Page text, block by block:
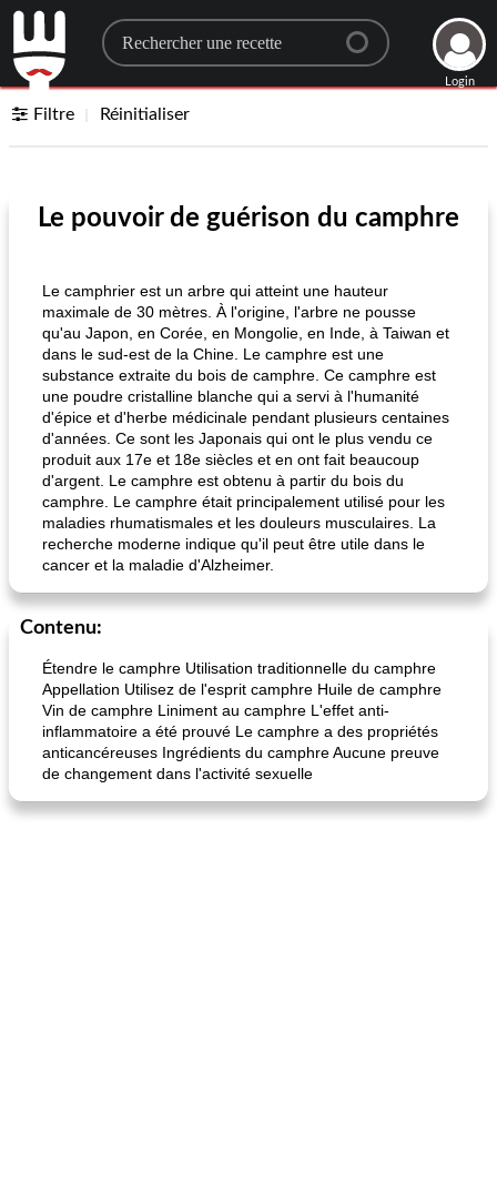
Search for a recipe
Login
Filtre Réinitialiser
Le pouvoir de guérison du camphre
Le camphrier est un arbre qui atteint une hauteur
maximale de 30 mètres. À l'origine, l'arbre ne pousse
qu'au Japon, en Corée, en Mongolie, en Inde, à Taiwan et
dans le sud-est de la Chine. Le camphre est une
substance extraite du bois de camphre. Ce camphre est
une poudre cristalline blanche qui a servi à l'humanité
d'épice et d'herbe médicinale pendant plusieurs centaines
d'années. Ce sont les Japonais qui ont le plus vendu ce
produit aux 17e et 18e siècles et en ont fait beaucoup
d'argent. Le camphre est obtenu à partir du bois du
camphre. Le camphre était principalement utilisé pour les
maladies rhumatismales et les douleurs musculaires. La
recherche moderne indique qu'il peut être utile dans le
cancer et la maladie d'Alzheimer.
Contenu:
Étendre le camphre Utilisation traditionnelle du camphre
Appellation Utilisez de l'esprit camphre Huile de camphre
Vin de camphre Liniment au camphre L'effet anti-
inflammatoire a été prouvé Le camphre a des propriétés
anticancéreuses Ingrédients du camphre Aucune preuve
de changement dans l'activité sexuelle